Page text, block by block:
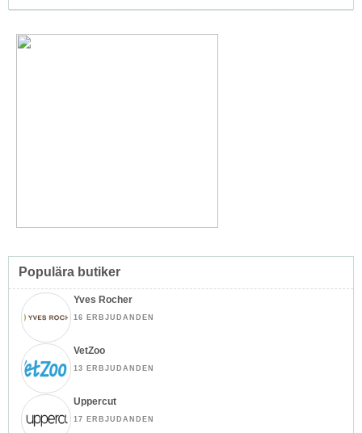
Populära butiker
Yves Rocher
16 ERBJUDANDEN
VetZoo
13 ERBJUDANDEN
Uppercut
17 ERBJUDANDEN